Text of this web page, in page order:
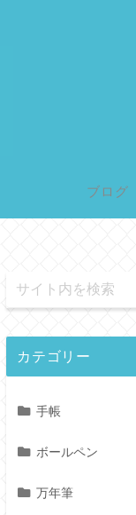
ブログ
カテゴリー
手帳
ボールペン
万年筆